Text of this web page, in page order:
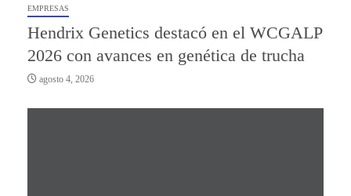
EMPRESAS
Hendrix Genetics destacó en el WCGALP
2026 con avances en genética de trucha
agosto 4, 2026